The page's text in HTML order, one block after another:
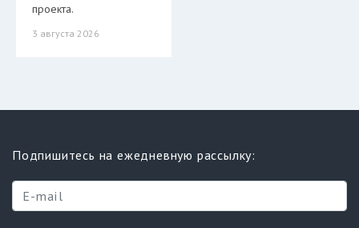
проекта.
3 августа 2026
Подпишитесь на ежедневную рассылку: